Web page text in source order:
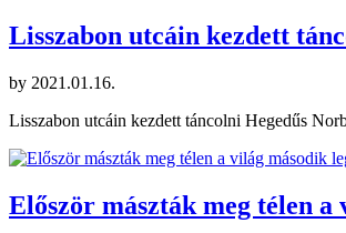
Lisszabon utcáin kezdett
by 2021.01.16.
Lisszabon utcáin kezdett táncolni Hegedűs
Először mászták meg télen